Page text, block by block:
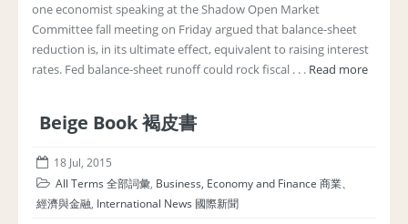
one economist speaking at the Shadow Open Market
Committee fall meeting on Friday argued that balance-sheet
reduction is, in its ultimate effect, equivalent to raising interest
rates. Fed balance-sheet runoff could rock fiscal . . . Read more
Beige Book 褐皮書
18 Jul, 2015
All Terms 全部詞彙, Business, Economy and Finance 商業、
經濟與金融, International News 國際新聞